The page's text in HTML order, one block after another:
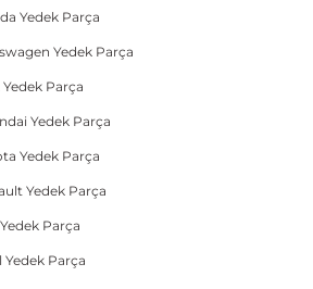
Yedek Parça
Yedek Parça
Yedek Parça
Yedek Parça
Yedek Parça
Yedek Parça
Parça
Yedek Parça